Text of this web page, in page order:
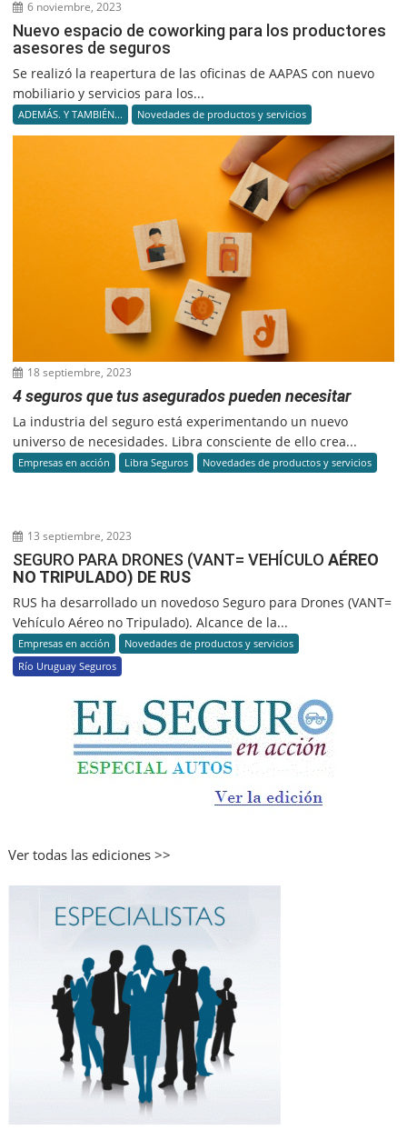
6 noviembre, 2023
Nuevo espacio de coworking para los productores
asesores de seguros
Se realizó la reapertura de las oficinas de AAPAS con nuevo
mobiliario y servicios para los...
ADEMÁS. Y TAMBIÉN... Novedades de productos y servicios
18 septiembre, 2023
4 seguros que tus asegurados pueden necesitar
La industria del seguro está experimentando un nuevo
universo de necesidades. Libra consciente de ello crea...
Empresas en acción Libra Seguros Novedades de productos y servicios
13 septiembre, 2023
SEGURO PARA DRONES (VANT= VEHÍCULOAÉREO
NO TRIPULADO) DE RUS
RUS ha desarrollado un novedoso Seguro para Drones (VANT=
Vehículo Aéreo no Tripulado). Alcance de la...
Empresas en acción
Novedades de productos y servicios
Río Uruguay Seguros
Ver todas las ediciones >>